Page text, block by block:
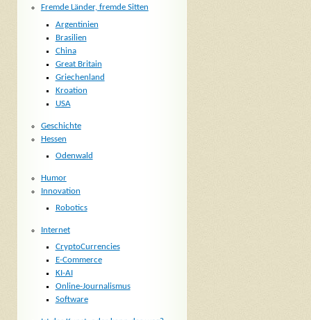
Fremde Länder, fremde Sitten
Argentinien
Brasilien
China
Great Britain
Griechenland
Kroation
USA
Geschichte
Hessen
Odenwald
Humor
Innovation
Robotics
Internet
CryptoCurrencies
E-Commerce
KI-AI
Online-Journalismus
Software